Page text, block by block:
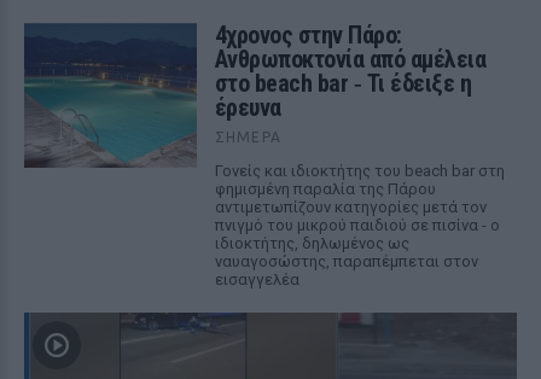
4χρονος στην Πάρο:
Ανθρωποκτονία από αμέλεια
στο beach bar ‑ Τι έδειξε η
έρευνα
ΣΉΜΕΡΑ
Γονείς και ιδιοκτήτης του beach bar στη
φημισμένη παραλία της Πάρου
αντιμετωπίζουν κατηγορίες μετά τον
πνιγμό του μικρού παιδιού σε πισίνα - ο
ιδιοκτήτης, δηλωμένος ως
ναυαγοσώστης, παραπέμπεται στον
εισαγγελέα